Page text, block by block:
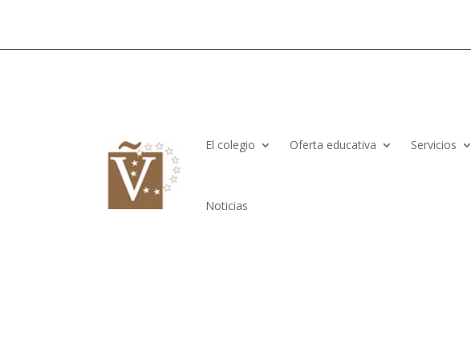
El colegio Oferta educativa Servicios
Noticias